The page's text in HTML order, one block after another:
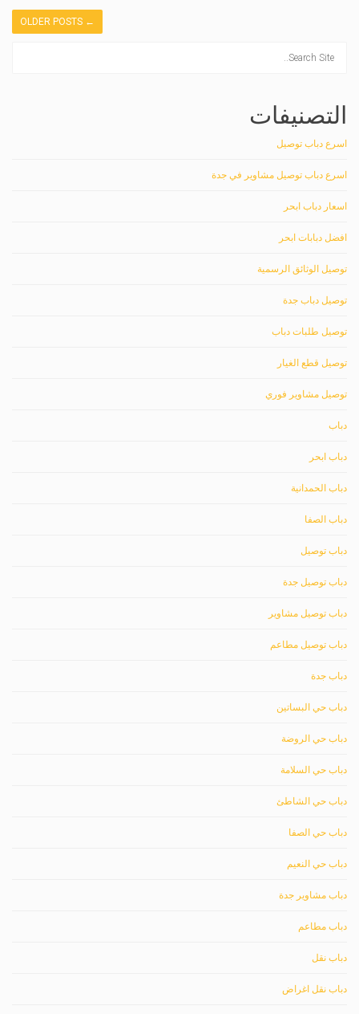
←
التصنيفات
اسرع دباب توصيل
اسرع دباب توصيل مشاوير في جدة
اسعار دباب ابحر
افضل دبابات ابحر
توصيل الوثائق الرسمية
توصيل دباب جدة
توصيل طلبات دباب
توصيل قطع الغيار
توصيل مشاوير فوري
دباب
دباب ابحر
دباب الحمدانية
دباب الصفا
دباب توصيل
دباب توصيل جدة
دباب توصيل مشاوير
دباب توصيل مطاعم
دباب جدة
دباب حي البساتين
دباب حي الروضة
دباب حي السلامة
دباب حي الشاطئ
دباب حي الصفا
دباب حي النعيم
دباب مشاوير جدة
دباب مطاعم
دباب نقل
دباب نقل اغراض